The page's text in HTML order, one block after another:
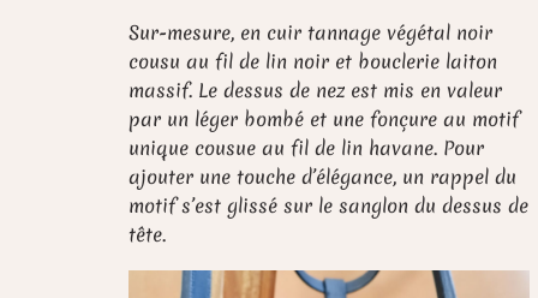
Sur-mesure, en cuir tannage végétal noir
cousu au fil de lin noir et bouclerie laiton
massif. Le dessus de nez est mis en valeur
par un léger bombé et une fonçure au motif
unique cousue au fil de lin havane. Pour
ajouter une touche d’élégance, un rappel du
motif s’est glissé sur le sanglon du dessus de
tête.